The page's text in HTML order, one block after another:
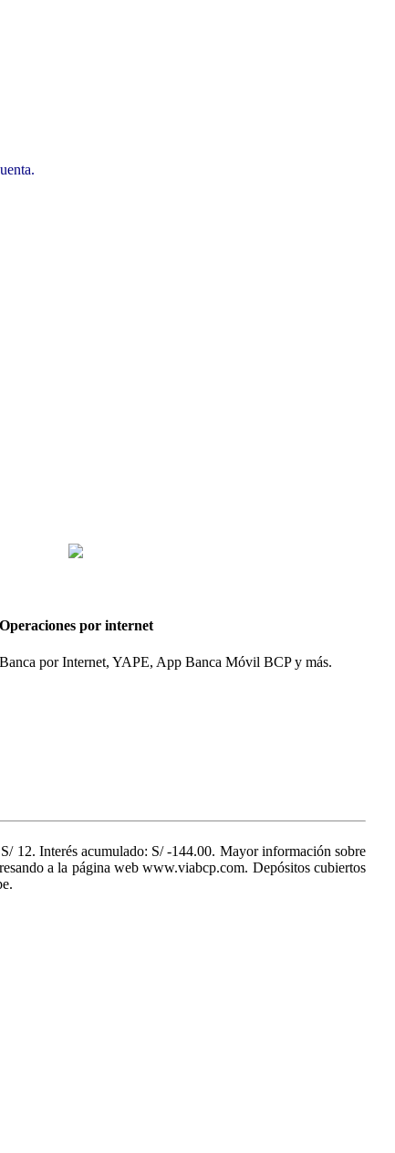
Operaciones por internet
por Internet, YAPE, App Banca Móvil BCP y más.
12. Interés acumulado: S/ -144.00. Mayor información sobre
a la página web www.viabcp.com. Depósitos cubiertos